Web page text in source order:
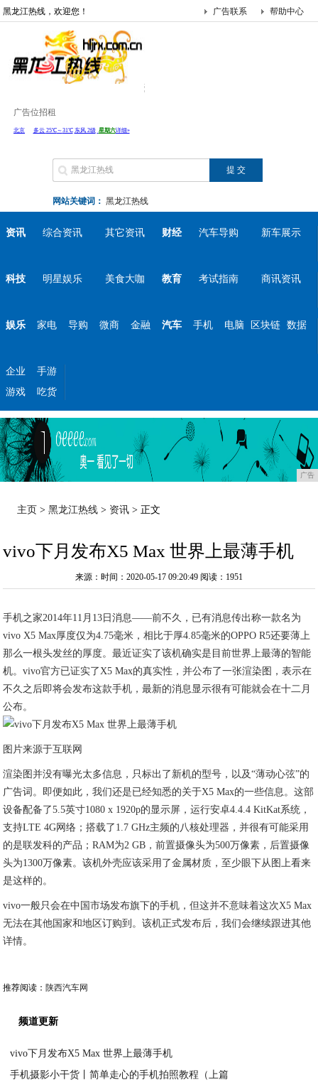
黑龙江热线，欢迎您！ 帮助中心
广告联系
广告位招租
网站关键词： 黑龙江热线
资讯 综合资讯 其它资讯 财经 汽车导购 新车展示
科技 明星娱乐 美食大咖 教育 考试指南 商讯资讯
娱乐 家电 导购 微商 金融 汽车 手机 电脑 区块链 数据
企业
手游
游戏
吃货
广告
主页 >黑龙江热线 > 资讯 > 正文
vivo下月发布X5 Max 世界上最薄手机
来源：时间：2020-05-17 09:20:49 阅读：1951
手机之家2014年11月13日消息——前不久，已有消息传出称一款名为
vivo X5 Max厚度仅为4.75毫米，相比于厚4.85毫米的OPPO R5还要薄上
那么一根头发丝的厚度。最近证实了该机确实是目前世界上最薄的智能
机。vivo官方已证实了X5 Max的真实性，并公布了一张渲染图，表示在
不久之后即将会发布这款手机，最新的消息显示很有可能就会在十二月
公布。
图片来源于互联网
渲染图并没有曝光太多信息，只标出了新机的型号，以及“薄动心弦”的
广告词。即便如此，我们还是已经知悉的关于X5 Max的一些信息。这部
设备配备了5.5英寸1080 x 1920p的显示屏，运行安卓4.4.4 KitKat系统，
支持LTE 4G网络；搭载了1.7 GHz主频的八核处理器，并很有可能采用
的是联发科的产品；RAM为2 GB，前置摄像头为500万像素，后置摄像
头为1300万像素。该机外壳应该采用了金属材质，至少眼下从图上看来
是这样的。
vivo一般只会在中国市场发布旗下的手机，但这并不意味着这次X5 Max
无法在其他国家和地区订购到。该机正式发布后，我们会继续跟进其他
详情。
推荐阅读： 陕西汽车网
频道更新
vivo下月发布X5 Max 世界上最薄手机
手机摄影小干货丨简单走心的手机拍照教程（上篇